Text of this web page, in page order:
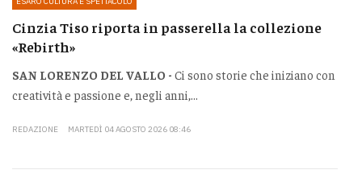
Cinzia Tiso riporta in passerella la collezione
«Rebirth»
SAN LORENZO DEL VALLO - Ci sono storie che iniziano con
creatività e passione e, negli anni,...
REDAZIONE MARTEDÌ 04 AGOSTO 2026 08:46